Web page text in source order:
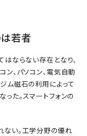
若者
はならない存在となり、
、パソコン、電気自動
ム磁石の利用によって
た。スマートフォンの
い。工学分野の優れ